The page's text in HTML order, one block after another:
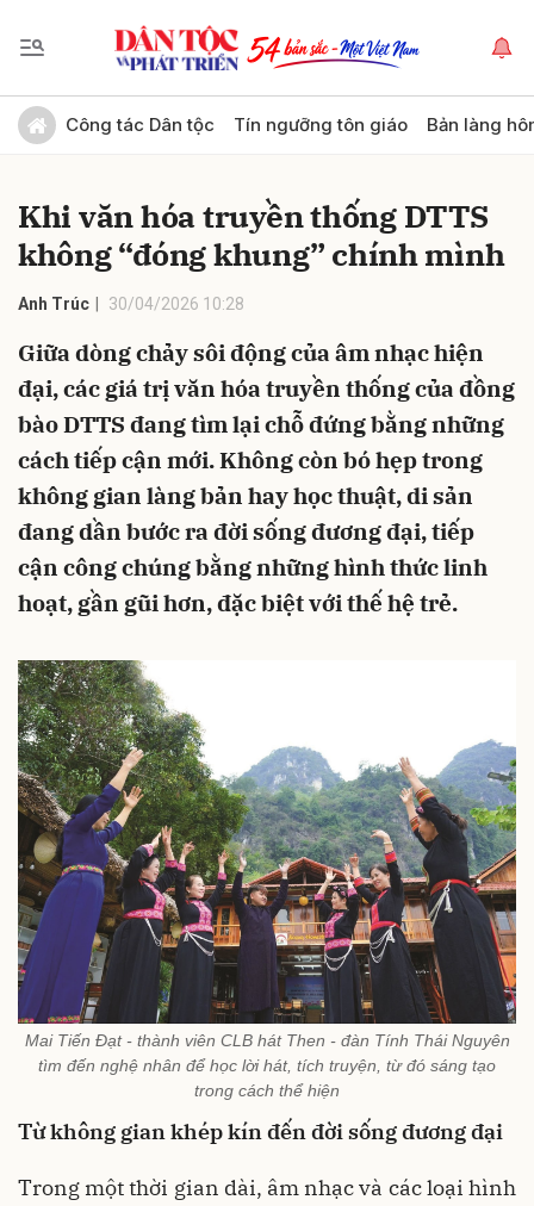
Công tác Dân tộc Tín ngưỡng tôn giáo Bản làng
Khi văn hóa truyền thống DTTS
không “đóng khung” chính mình
Anh Trúc 30/04/2026 10:28
Giữa dòng chảy sôi động của âm nhạc hiện
đại, các giá trị văn hóa truyền thống của đồng
bào DTTS đang tìm lại chỗ đứng bằng những
cách tiếp cận mới. Không còn bó hẹp trong
không gian làng bản hay học thuật, di sản
đang dần bước ra đời sống đương đại, tiếp
cận công chúng bằng những hình thức linh
hoạt, gần gũi hơn, đặc biệt với thế hệ trẻ.
Mai Tiến Đạt - thành viên CLB hát Then - đàn Tính Thái Nguyên
tìm đến nghệ nhân để học lời hát, tích truyện, từ đó sáng tạo
trong cách thể hiện
Từ không gian khép kín đến đời sống đương đại
Trong một thời gian dài, âm nhạc và các loại hình
Gửi bình luận
Hủy Gửi